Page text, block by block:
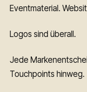
Eventmaterial.
Logos sind überall.
Jede
Touchpoints hinweg.